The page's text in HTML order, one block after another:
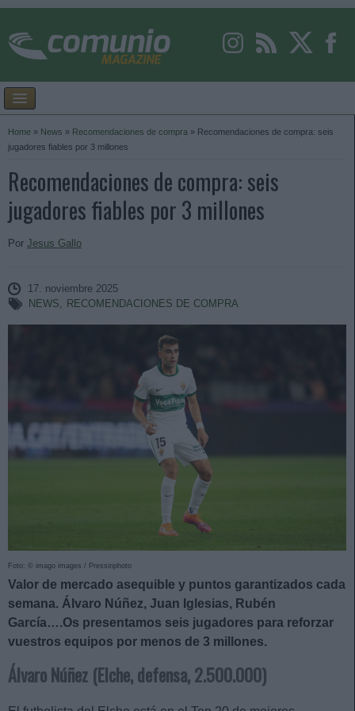
Home » News » Recomendaciones de compra » Recomendaciones de compra: seis
jugadores fiables por 3 millones
Recomendaciones de compra: seis
jugadores fiables por 3 millones
Por Jesus Gallo
17. noviembre 2025
NEWS, RECOMENDACIONES DE COMPRA
Foto: © imago images / Pressinphoto
Valor de mercado asequible y puntos garantizados cada
semana. Álvaro Núñez, Juan Iglesias, Rubén
García….Os presentamos seis jugadores para reforzar
vuestros equipos por menos de 3 millones.
Álvaro Núñez (Elche, defensa, 2.500.000)